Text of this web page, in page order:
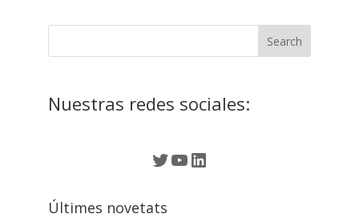
Nuestras redes sociales:
Twitter
YouTube
LinkedIn
Últimes novetats